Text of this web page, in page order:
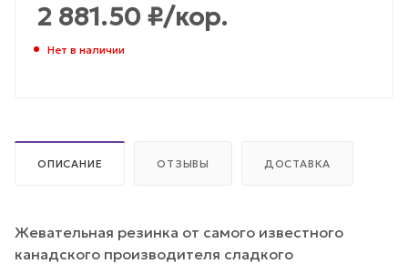
2 881.50 ₽/кор.
Нет в наличии
ОПИСАНИЕ ОТЗЫВЫ ДОСТАВКА
Жевательная резинка от самого известного
канадского производителя сладкого